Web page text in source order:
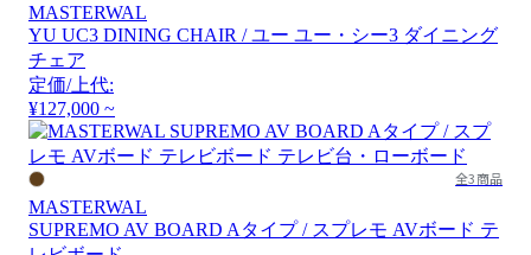
MASTERWAL
YU UC3 DINING CHAIR / ユー ユー・シー3 ダイニング
チェア
定価/上代:
¥127,000 ~
全3商品
MASTERWAL
SUPREMO AV BOARD Aタイプ / スプレモ AVボード テ